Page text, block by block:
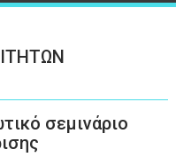
σεμινάριο